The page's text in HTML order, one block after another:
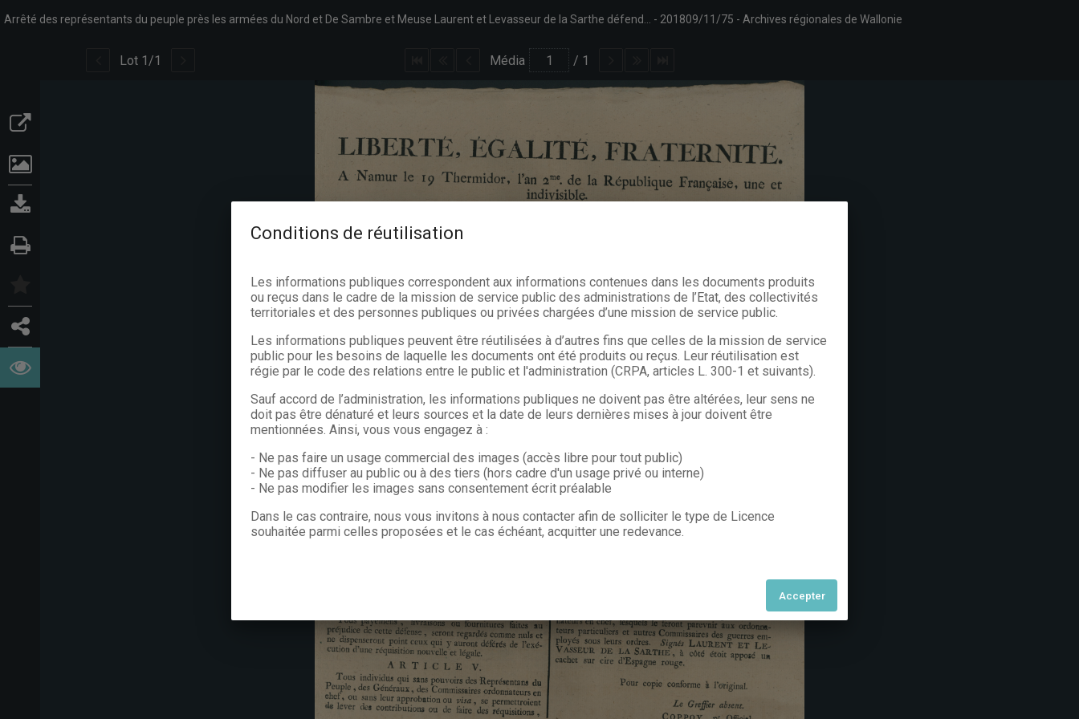
201809/11/75 Archives régionales de Wallonie
Lot 1 /1 Média / 1
Conditions de réutilisation
Les informations publiques correspondent aux informations contenues dans les documents produits
ou reçus dans le cadre de la mission de service public des administrations de l’Etat, des collectivités
territoriales et des personnes publiques ou privées chargées d’une mission de service public.
Les informations publiques peuvent être réutilisées à d’autres fins que celles de la mission de service
public pour les besoins de laquelle les documents ont été produits ou reçus. Leur réutilisation est
régie par le code des relations entre le public et l'administration (CRPA, articles L. 300-1 et suivants).
Sauf accord de l’administration, les informations publiques ne doivent pas être altérées, leur sens ne
doit pas être dénaturé et leurs sources et la date de leurs dernières mises à jour doivent être
mentionnées. Ainsi, vous vous engagez à :
- Ne pas faire un usage commercial des images (accès libre pour tout public)
- Ne pas diffuser au public ou à des tiers (hors cadre d'un usage privé ou interne)
- Ne pas modifier les images sans consentement écrit préalable
Dans le cas contraire, nous vous invitons à nous contacter afin de solliciter le type de Licence
souhaitée parmi celles proposées et le cas échéant, acquitter une redevance.